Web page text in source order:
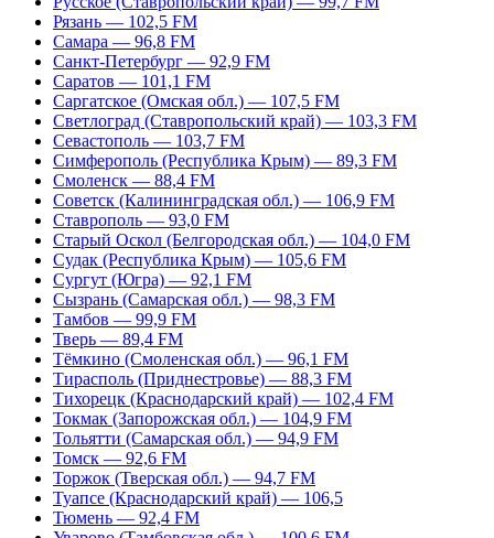
Рязань — 102,5 FM
Самара — 96,8 FM
Санкт-Петербург — 92,9 FM
Саратов — 101,1 FM
Саргатское (Омская обл.) — 107,5 FM
Светлоград (Ставропольский край) — 103,3 FM
Севастополь — 103,7 FM
Симферополь (Республика Крым) — 89,3 FM
Смоленск — 88,4 FM
Советск (Калининградская обл.) — 106,9 FM
Ставрополь — 93,0 FM
Старый Оскол (Белгородская обл.) — 104,0 FM
Судак (Республика Крым) — 105,6 FM
Сургут (Югра) — 92,1 FM
Сызрань (Самарская обл.) — 98,3 FM
Тамбов — 99,9 FM
Тверь — 89,4 FM
Тёмкино (Смоленская обл.) — 96,1 FM
Тирасполь (Приднестровье) — 88,3 FM
Тихорецк (Краснодарский край) — 102,4 FM
Токмак (Запорожская обл.) — 104,9 FM
Тольятти (Самарская обл.) — 94,9 FM
Томск — 92,6 FM
Торжок (Тверская обл.) — 94,7 FM
Туапсе (Краснодарский край) — 106,5
Тюмень — 92,4 FM